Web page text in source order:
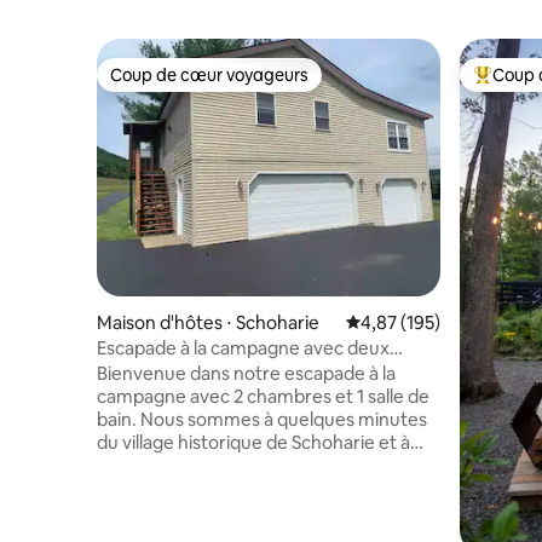
Coup de cœur voyageurs
Coup de cœur voyageurs
Maison d'hôtes ⋅ Schoharie Évaluation moyenne
4,87 (195)
Escapade à la campagne avec deux
chambres.
Bienvenue dans notre escapade à la
campagne avec 2 chambres et 1 salle de
bain. Nous sommes à quelques minutes
du village historique de Schoharie et à
Coups
Coup